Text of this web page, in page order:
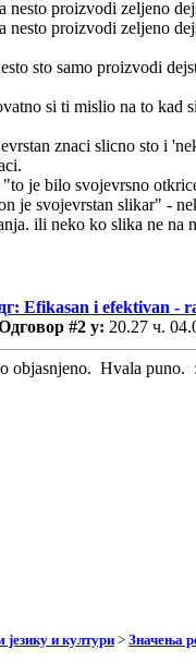
nesto proizvodi zeljeno
nesto proizvodi zeljeno
sto samo proizvodi
si ti mislio na to kad
znaci slicno sto i
"to je bilo svojevrsno
je svojevrstan slikar" -
ili neko ko slika ne na
Efikasan i efektivan -
#2 у: 20.27 ч.
objasnjeno. Hvala puno.
језику и култури > Значења